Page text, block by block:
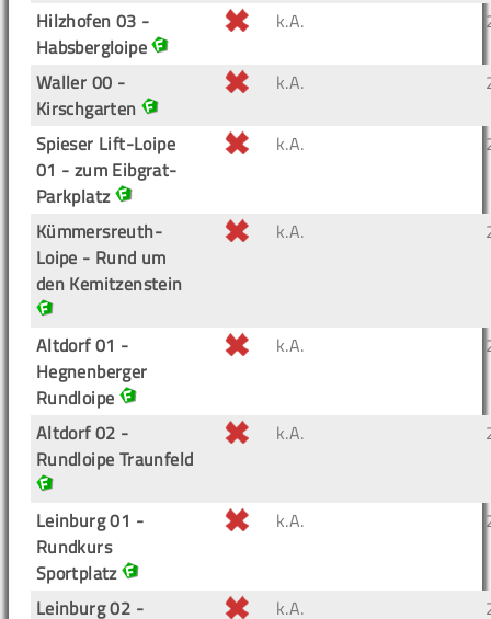
Hilzhofen 03 -
Habsbergloipe
k.A.
Waller 00 -
Kirschgarten
k.A.
Spieser Lift-Loipe
01 - zum Eibgrat-
Parkplatz
k.A.
Kümmersreuth-
Loipe - Rund um
den Kemitzenstein
k.A.
Altdorf 01 -
Hegnenberger
Rundloipe
k.A.
Altdorf 02 -
Rundloipe Traunfeld
k.A.
Leinburg 01 -
Rundkurs
Sportplatz
k.A.
Leinburg 02 - k.A.